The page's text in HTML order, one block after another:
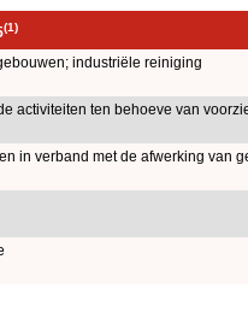
(1)
industriële reiniging
activiteiten ten behoeve van
in verband met de afwerking van